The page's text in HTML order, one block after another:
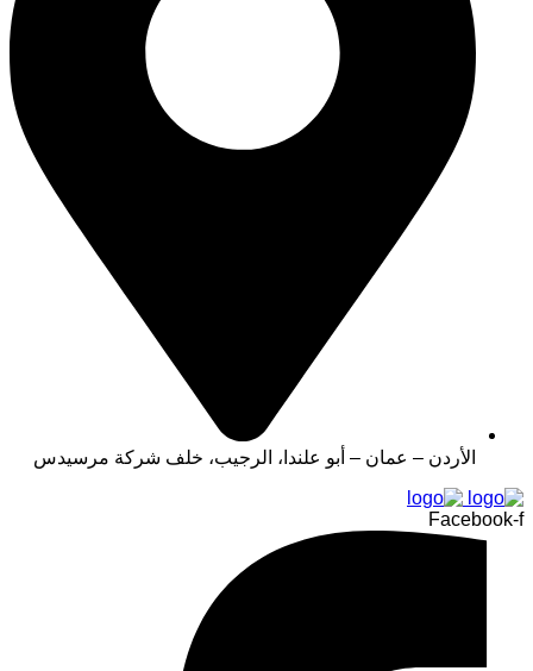
الأردن – عمان – أبو علندا، الرجيب، خلف شركة مرسيدس
Facebook-f